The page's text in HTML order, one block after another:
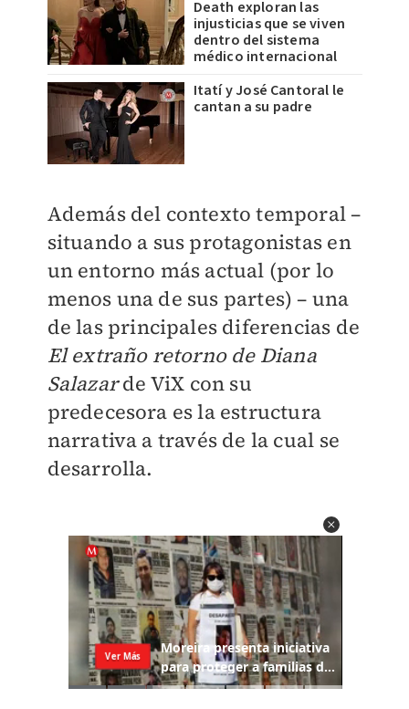
Death exploran las
injusticias que se viven
dentro del sistema
médico internacional
Itatí y José Cantoral le
cantan a su padre
Además del contexto temporal –
situando a sus protagonistas en
un entorno más actual (por lo
menos una de sus partes) – una
de las principales diferencias de
El extraño retorno de Diana
Salazarde ViX con su
predecesora es la estructura
narrativa a través de la cual se
desarrolla.